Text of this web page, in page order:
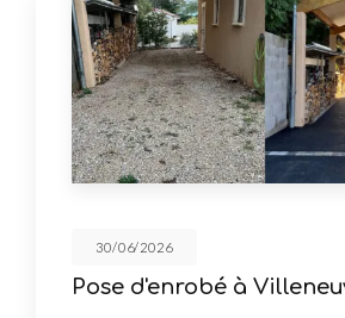
30/06/2026
Pose d'enrobé à